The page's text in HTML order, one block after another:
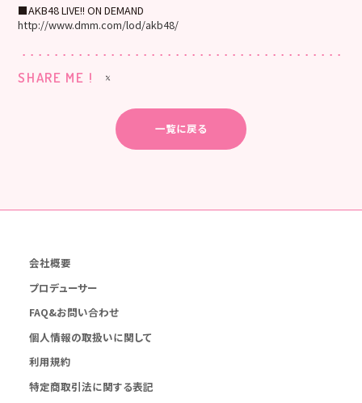
■AKB48 LIVE!! ON DEMAND
http://www.dmm.com/lod/akb48/
SHARE ME !
一覧に戻る
会社概要
プロデューサー
FAQ&お問い合わせ
個人情報の取扱いに関して
利用規約
特定商取引法に関する表記